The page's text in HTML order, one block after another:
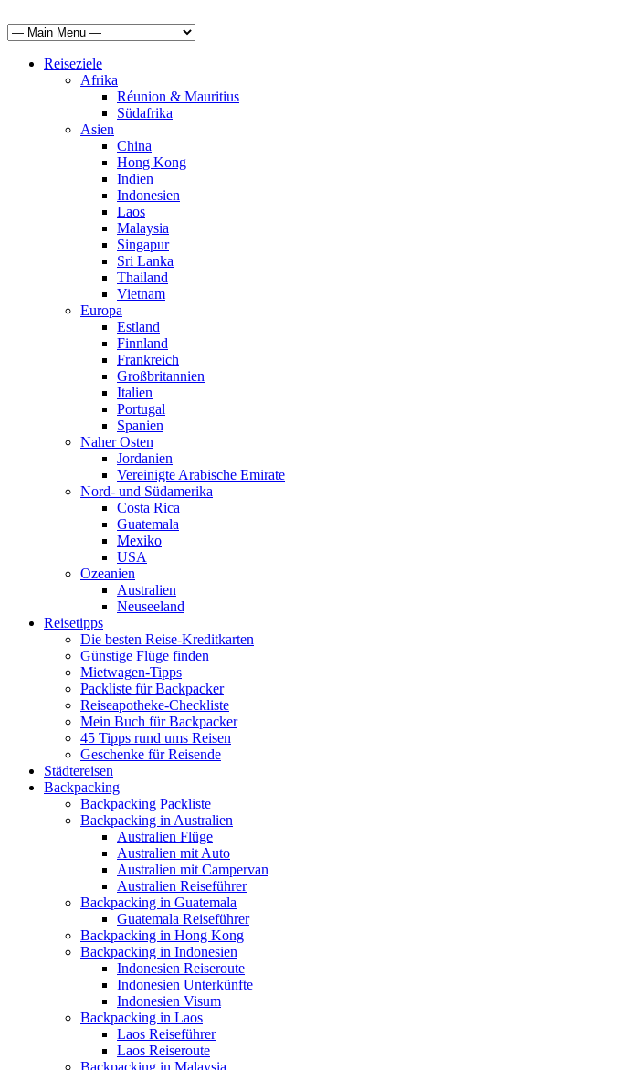
Reiseziele
Afrika
Réunion & Mauritius
Südafrika
Asien
China
Hong Kong
Indien
Indonesien
Laos
Malaysia
Singapur
Sri Lanka
Thailand
Vietnam
Europa
Estland
Finnland
Frankreich
Großbritannien
Italien
Portugal
Spanien
Naher Osten
Jordanien
Vereinigte Arabische Emirate
Nord- und Südamerika
Costa Rica
Guatemala
Mexiko
USA
Ozeanien
Australien
Neuseeland
Reisetipps
Die besten Reise-Kreditkarten
Günstige Flüge finden
Mietwagen-Tipps
Packliste für Backpacker
Reiseapotheke-Checkliste
Mein Buch für Backpacker
45 Tipps rund ums Reisen
Geschenke für Reisende
Städtereisen
Backpacking
Backpacking Packliste
Backpacking in Australien
Australien Flüge
Australien mit Auto
Australien mit Campervan
Australien Reiseführer
Backpacking in Guatemala
Guatemala Reiseführer
Backpacking in Hong Kong
Backpacking in Indonesien
Indonesien Reiseroute
Indonesien Unterkünfte
Indonesien Visum
Backpacking in Laos
Laos Reiseführer
Laos Reiseroute
Backpacking in Malaysia